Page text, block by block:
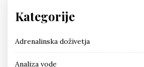
Kategorije
Adrenalinska doživetja
Analiza vode